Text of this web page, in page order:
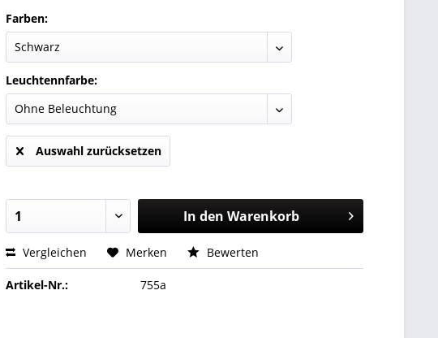
Farben:
Leuchtennfarbe:
Auswahl zurücksetzen
In den Warenkorb
Vergleichen Merken Bewerten
Artikel-Nr.: 755a